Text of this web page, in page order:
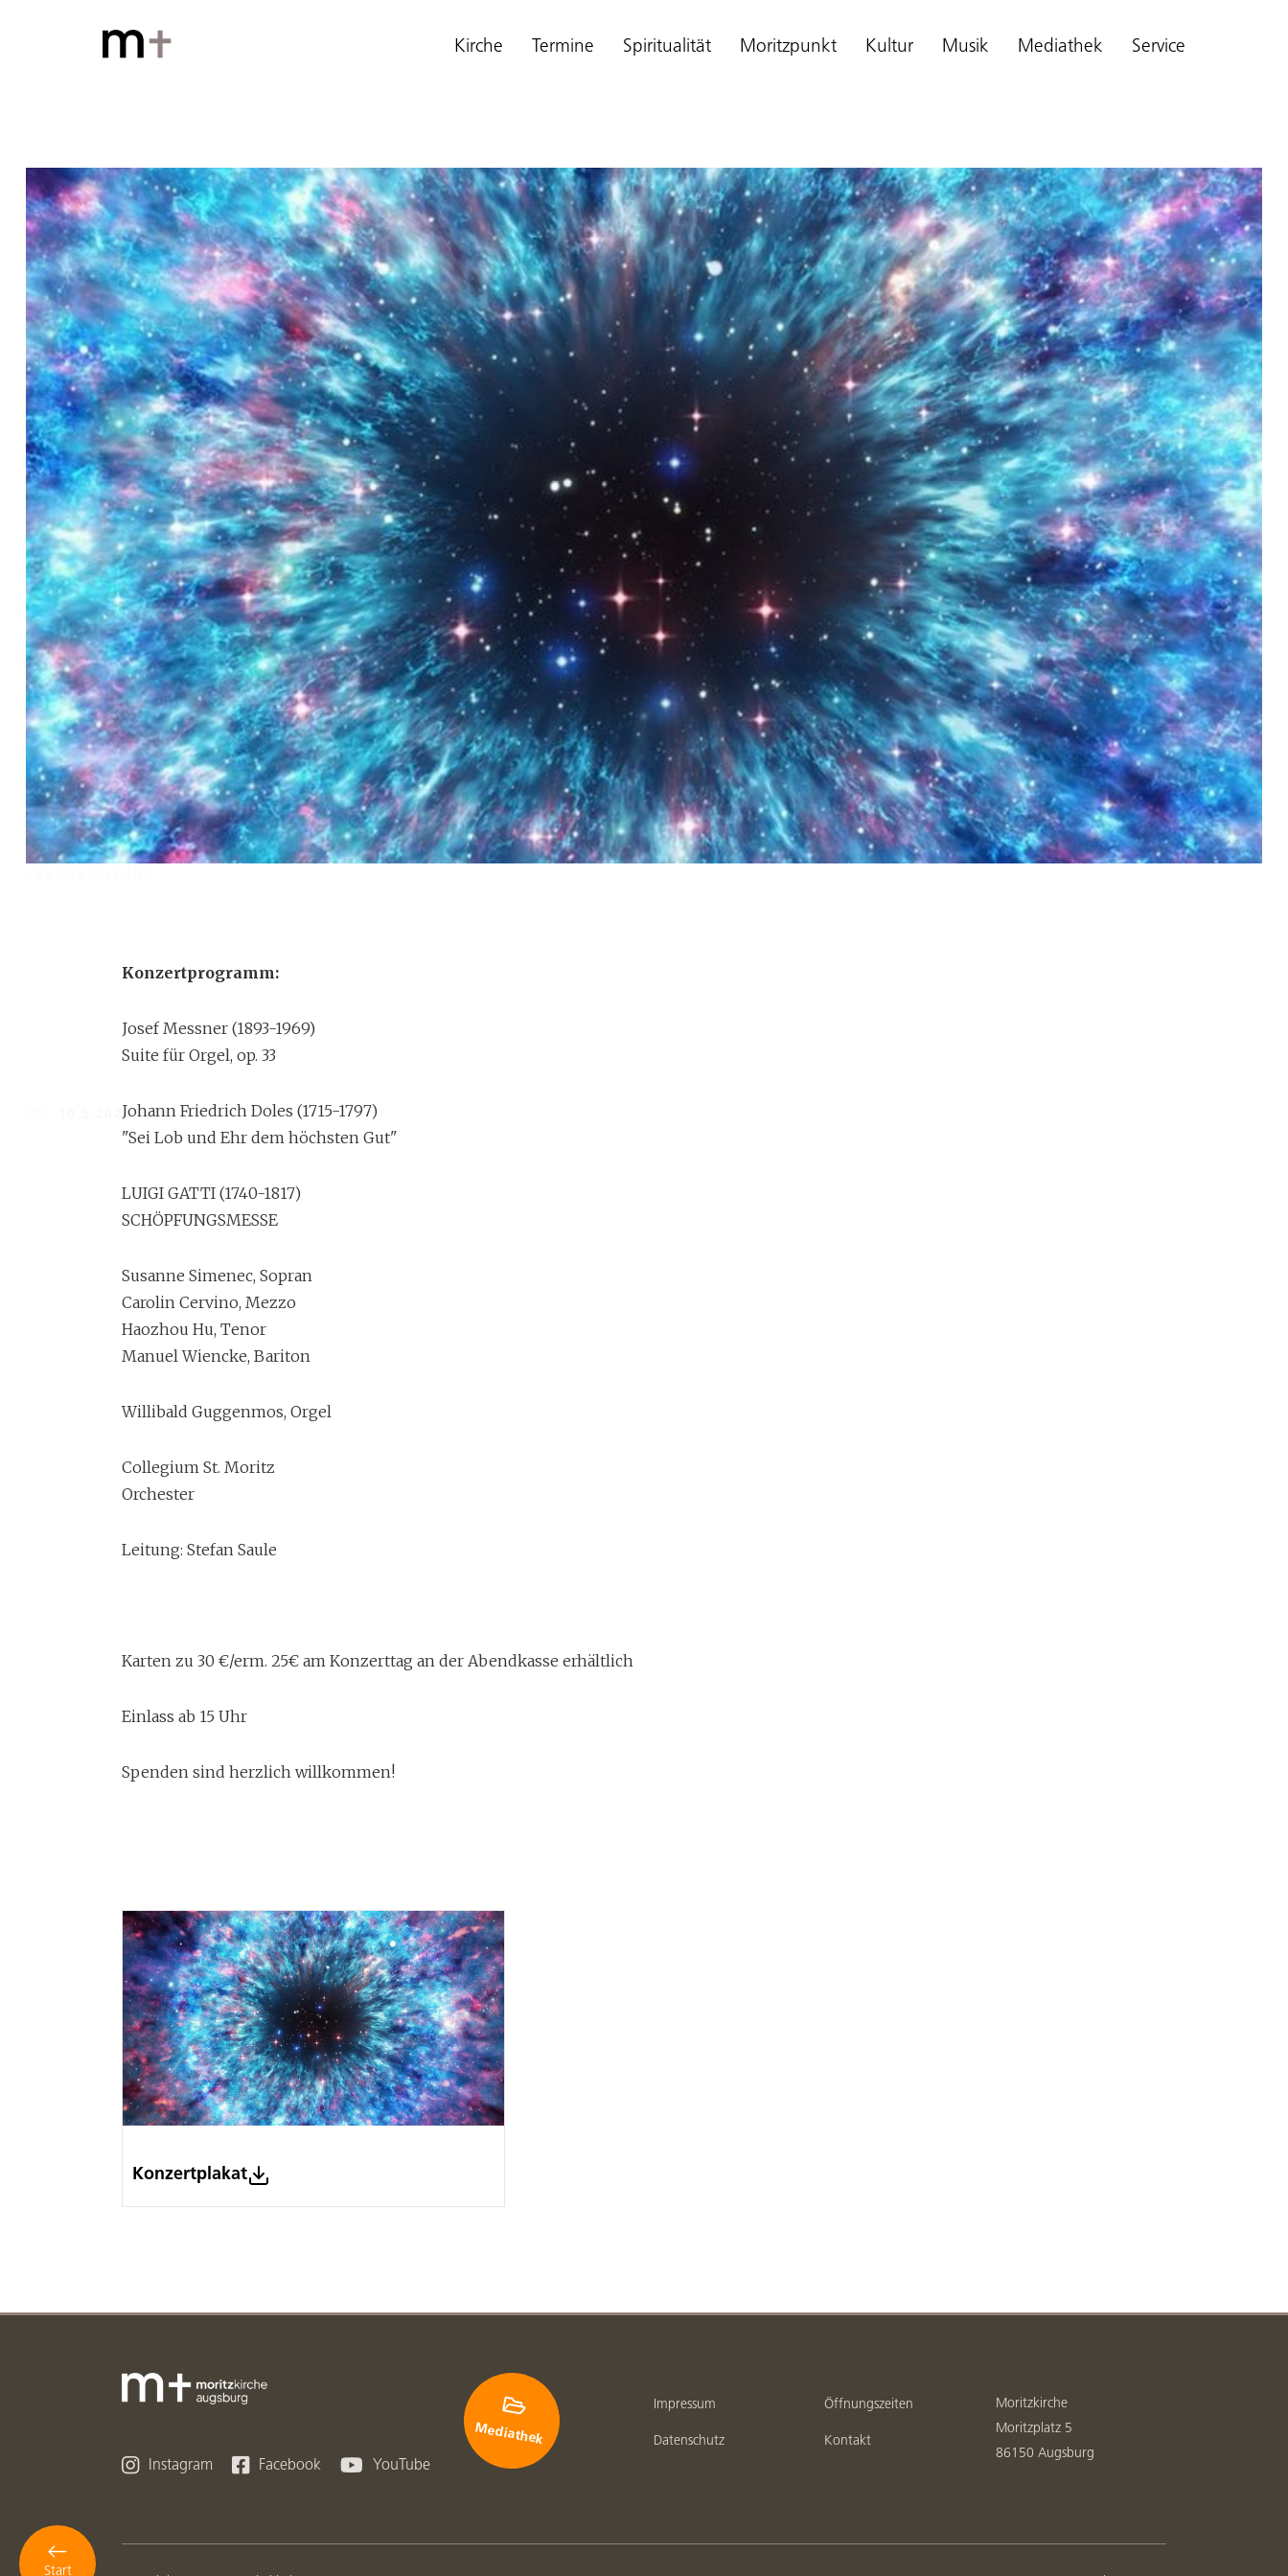
Kirche Termine Spiritualität Moritzpunkt Kultur Musik Mediathek Service
Start
Luigi Gatti
10.5.2026 16:00 UHR
Konzertprogramm:
Josef Messner (1893-1969)
Suite für Orgel, op. 33
Johann Friedrich Doles (1715-1797)
"Sei Lob und Ehr dem höchsten Gut"
LUIGI GATTI (1740-1817)
SCHÖPFUNGSMESSE
Susanne Simenec, Sopran
Carolin Cervino, Mezzo
Haozhou Hu, Tenor
Manuel Wiencke, Bariton
Willibald Guggenmos, Orgel
Collegium St. Moritz
Orchester
Leitung: Stefan Saule
Karten zu 30 €/erm. 25€ am Konzerttag an der Abendkasse erhältlich
Einlass ab 15 Uhr
Spenden sind herzlich willkommen!
Konzertplakat
 Instagram  Facebook  YouTube

Mediathek
Impressum
Datenschutz
Öffnungszeiten
Kontakt
Moritzkirche
Moritzplatz 5
86150 Augsburg